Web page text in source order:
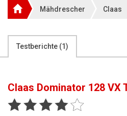
Über
Mähdrescher Claas
Testberichte (1)
Claas Dominator 128 VX